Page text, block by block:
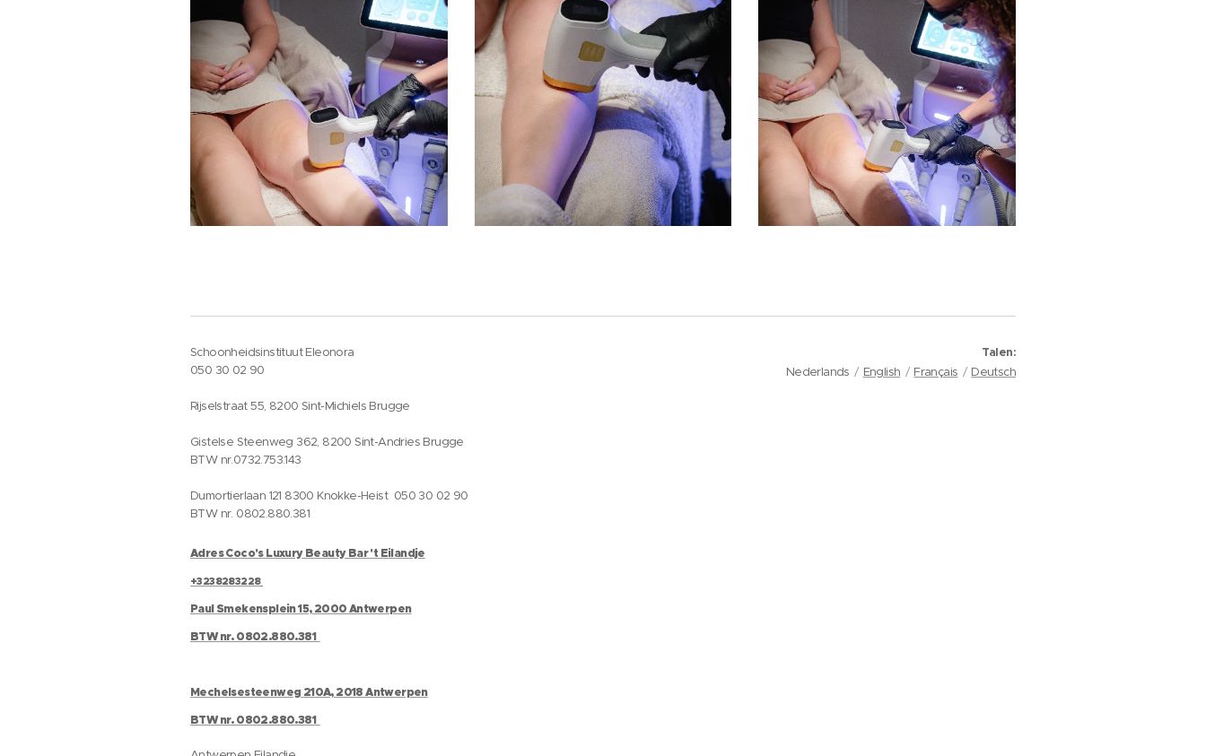
Schoonheidsinstituut Eleonora
050 30 02 90
Rijselstraat 55, 8200 Sint-Michiels Brugge
Gistelse Steenweg 362, 8200 Sint-Andries Brugge
BTW nr.0732.753.143
Dumortierlaan 121 8300 Knokke-Heist 050 30 02 90
BTW nr. 0802.880.381
Adres Coco's Luxury Beauty Bar 't Eilandje
+3238283228
Paul Smekensplein 15, 2000 Antwerpen
BTW nr. 0802.880.381
Mechelsesteenweg 210A, 2018 Antwerpen
BTW nr. 0802.880.381
Talen
Nederlands
English Français Deutsch